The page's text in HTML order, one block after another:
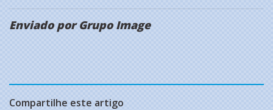
Enviado por Grupo Image
Compartilhe este artigo